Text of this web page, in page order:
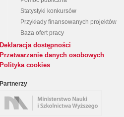
Statystyki konkursów
Przykłady finansowanych projektów
Baza ofert pracy
Deklaracja dostępności
Przetwarzanie danych osobowych
Polityka cookies
Partnerzy